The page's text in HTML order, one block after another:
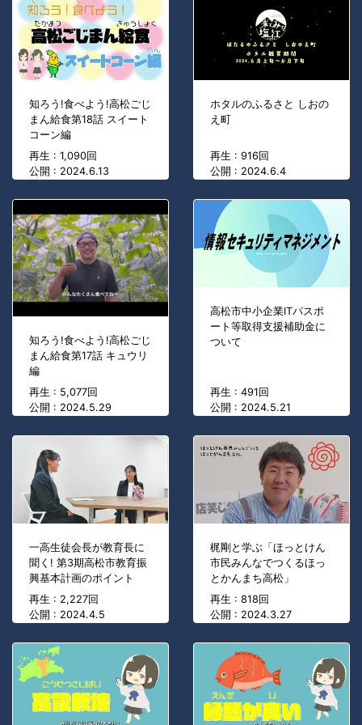
知ろう!食べよう!高松ごじ
まん給食第18話 スイート
コーン編
再生 : 1,090回
公開 : 2024.6.13
ホタルのふるさと しおの
え町
再生 : 916回
公開 : 2024.6.4
知ろう!食べよう!高松ごじ
まん給食第17話 キュウリ
編
再生 : 5,077回
公開 : 2024.5.29
高松市中小企業ITパスポ
ート等取得支援補助金に
ついて
再生 : 491回
公開 : 2024.5.21
一高生徒会長が教育長に
聞く! 第3期高松市教育振
興基本計画のポイント
再生 : 2,227回
公開 : 2024.4.5
梶剛と学ぶ「ほっとけん
市民みんなでつくるほっ
とかんまち高松」
再生 : 818回
公開 : 2024.3.27